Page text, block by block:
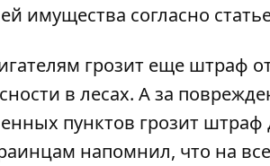
имущества согласно
грозит еще штраф
в лесах. А за
пунктов грозит
напомнил, что на